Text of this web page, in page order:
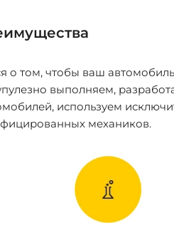
о том, чтобы ваш
выполняем,
используем
механиков.